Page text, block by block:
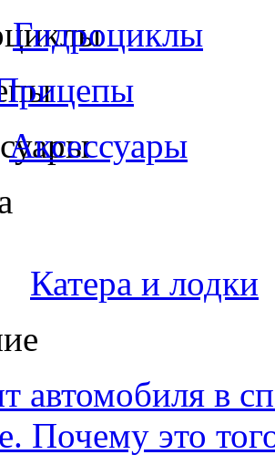
Гидроциклы
Аксессуары
Катера и лодки
автомобиля в
Почему это